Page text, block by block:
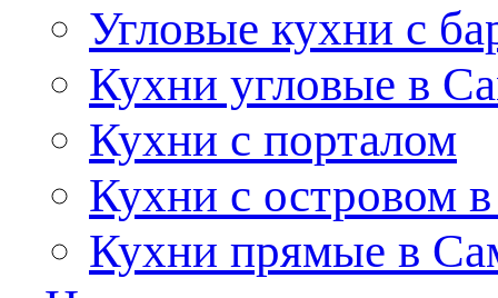
Угловые кухни с
Кухни угловые в
Кухни с порталом
Кухни с островом
Кухни прямые в